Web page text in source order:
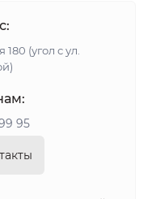
(угол с ул.
95